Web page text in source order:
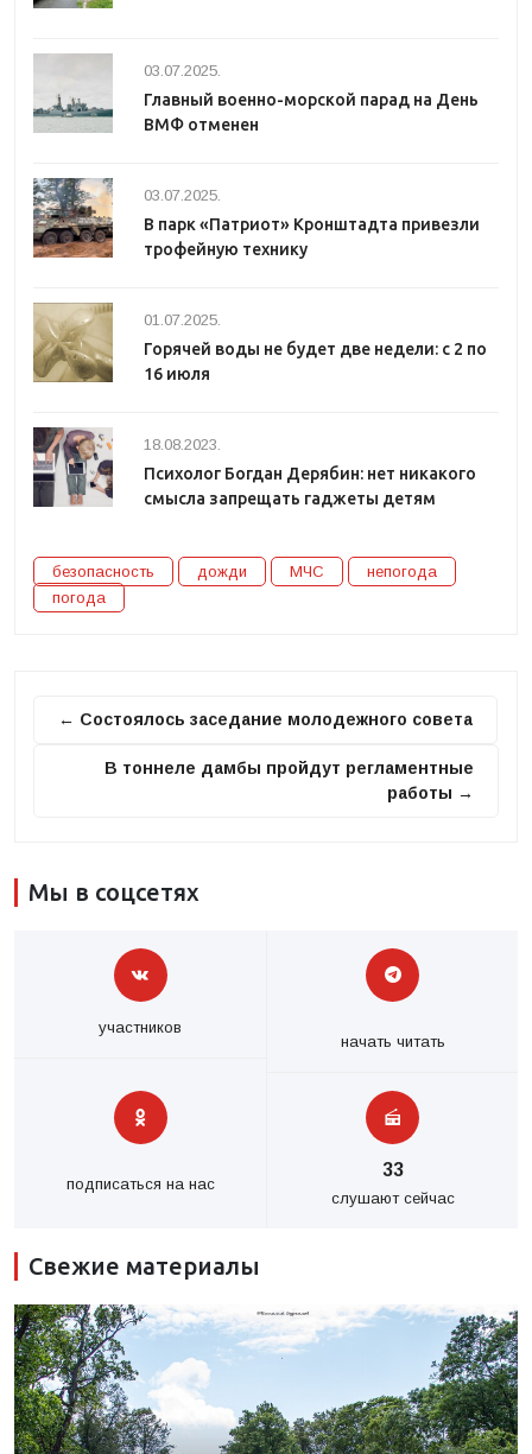
03.07.2025.
Главный военно-морской парад на День
ВМФ отменен
03.07.2025.
В парк «Патриот» Кронштадта привезли
трофейную технику
01.07.2025.
Горячей воды не будет две недели: с 2 по
16 июля
18.08.2023.
Психолог Богдан Дерябин: нет никакого
смысла запрещать гаджеты детям
безопасность дожди МЧС
непогода
погода
← Состоялось заседание молодежного совета
В тоннеле дамбы пройдут регламентные
работы →
Мы в соцсетях
участников
начать читать
подписаться на нас
33
слушают сейчас
Свежие материалы